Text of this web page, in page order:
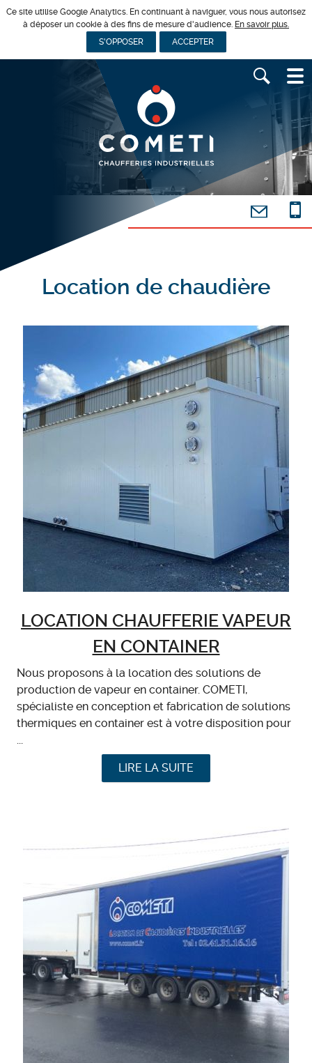
Ce site utilise Google Analytics. En continuant à naviguer, vous nous autorisez
à déposer un cookie à des fins de mesure d'audience. En savoir plus.
S'OPPOSER
ACCEPTER
Location de chaudière
LOCATION CHAUFFERIE VAPEUR
EN CONTAINER
Nous proposons à la location des solutions de
production de vapeur en container. COMETI,
spécialiste en conception et fabrication de solutions
thermiques en container est à votre disposition pour
LIRE LA SUITE